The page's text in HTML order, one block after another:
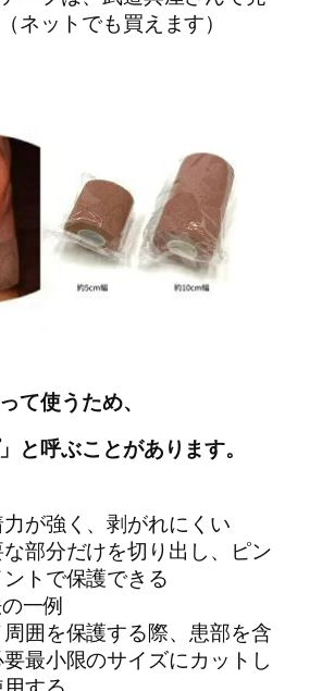
ネットでも買えます）
て使うため、
と呼ぶことがあります。
が強く、剥がれにくい
な部分だけを切り出し、ピン
ントで保護できる
一例
周囲を保護する際、患部を含
要最小限のサイズにカットし